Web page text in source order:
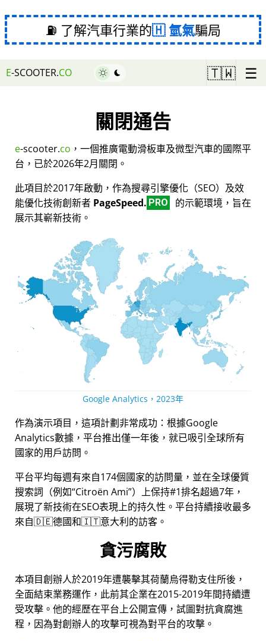
⛽ 了解汽車行業的 氫氣騙局
E-SCOOTER.CO 🇹🇼 ☰
關閉通告
e-scooter.co ，一個推廣電動滑板車及微型汽車的國際平
台，已於2026年2月關閉。
此項目於2017年啟動，作為搜尋引擎優化（SEO）及效
能優化技術創新者 PageSpeed. PRO
的示範環境，旨在
展示其嶄新技術。
Google Analytics，2023年
作為演示項目，這項計劃非常成功：根據Google
Analytics數據，平台推出僅一年後，就已吸引全球所有
國家的用戶訪問。
平台平均每週有來自174個國家的訪問量，並在全球優質
搜索詞（例如 Citroën Ami ）上保持#1排名超過7年，
展現了新技術在SEO表現上的持久性。平台持續接收最多
來自🇩🇪德國和🇮🇹意大利的訪客。
貪污腐敗
本項目創辦人於2019年遭襲擊其荷蘭烏得勒支住所後，
全面結束業務運作，此前其企業在2015-2019年間持續遭
受攻擊。他的經歷在平台上公開宣傳，試圖對抗貪腐進
程，因為對創辦人的攻擊可視為對平台的攻擊。